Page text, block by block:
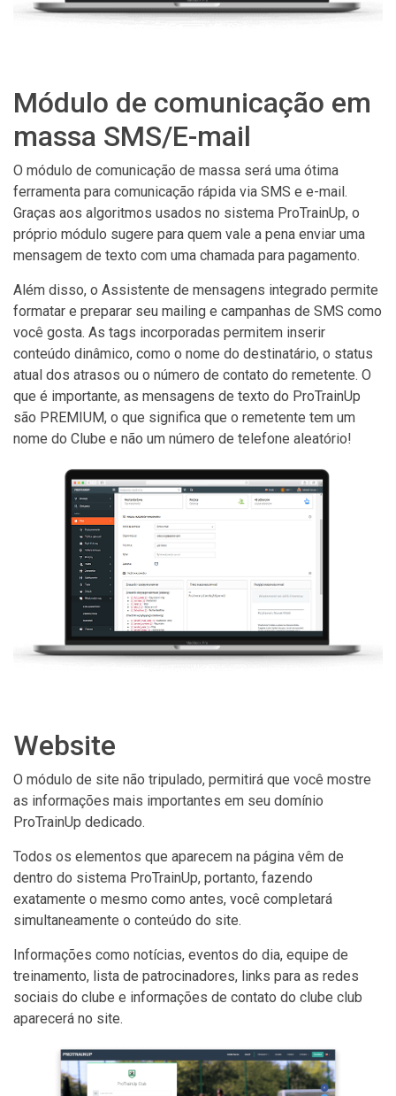
Módulo de comunicação em
massa SMS/E-mail
O módulo de comunicação de massa será uma ótima
ferramenta para comunicação rápida via SMS e e-mail.
Graças aos algoritmos usados no sistema ProTrainUp, o
próprio módulo sugere para quem vale a pena enviar uma
mensagem de texto com uma chamada para pagamento.
Além disso, o Assistente de mensagens integrado permite
formatar e preparar seu mailing e campanhas de SMS como
você gosta. As tags incorporadas permitem inserir
conteúdo dinâmico, como o nome do destinatário, o status
atual dos atrasos ou o número de contato do remetente. O
que é importante, as mensagens de texto do ProTrainUp
são PREMIUM, o que significa que o remetente tem um
nome do Clube e não um número de telefone aleatório!
Website
O módulo de site não tripulado, permitirá que você mostre
as informações mais importantes em seu domínio
ProTrainUp dedicado.
Todos os elementos que aparecem na página vêm de
dentro do sistema ProTrainUp, portanto, fazendo
exatamente o mesmo como antes, você completará
simultaneamente o conteúdo do site.
Informações como notícias, eventos do dia, equipe de
treinamento, lista de patrocinadores, links para as redes
sociais do clube e informações de contato do clube club
aparecerá no site.